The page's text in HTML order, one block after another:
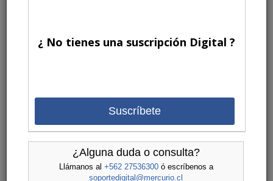
¿ No tienes una suscripción Digital ?
Suscríbete
¿Alguna duda o consulta?
Llámanos al +562 27536300ó escríbenos a
soportedigital@mercurio.cl